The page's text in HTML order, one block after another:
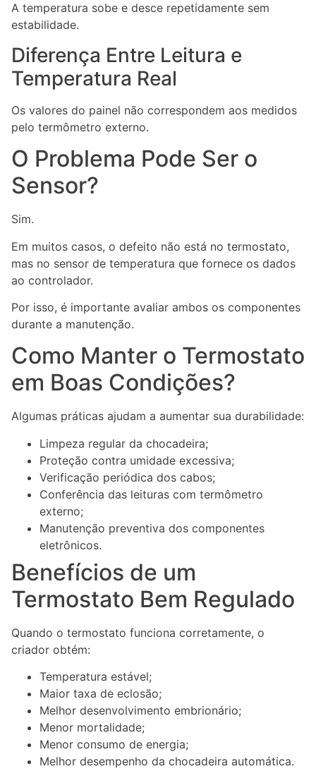
A temperatura sobe e desce repetidamente sem
estabilidade.
Diferença Entre Leitura e
Temperatura Real
Os valores do painel não correspondem aos medidos
pelo termômetro externo.
O Problema Pode Ser o
Sensor?
Sim.
Em muitos casos, o defeito não está no termostato,
mas no sensor de temperatura que fornece os dados
ao controlador.
Por isso, é importante avaliar ambos os componentes
durante a manutenção.
Como Manter o Termostato
em Boas Condições?
Algumas práticas ajudam a aumentar sua durabilidade:
Limpeza regular da chocadeira;
Proteção contra umidade excessiva;
Verificação periódica dos cabos;
Conferência das leituras com termômetro
externo;
Manutenção preventiva dos componentes
eletrônicos.
Benefícios de um
Termostato Bem Regulado
Quando o termostato funciona corretamente, o
criador obtém:
Temperatura estável;
Maior taxa de eclosão;
Melhor desenvolvimento embrionário;
Menor mortalidade;
Menor consumo de energia;
Melhor desempenho da chocadeira automática.